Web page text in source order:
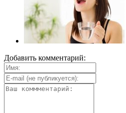
Добавить комментарий: